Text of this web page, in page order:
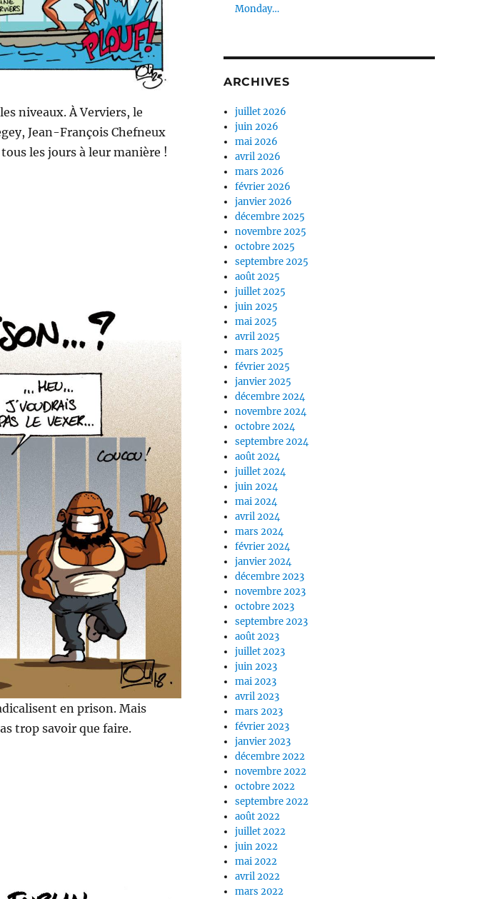
niveaux. À Verviers, le
Jean-François Chefneux
les jours à leur manière !
en prison. Mais
trop savoir que faire.
Monday…
ARCHIVES
juillet 2026
juin 2026
mai 2026
avril 2026
mars 2026
février 2026
janvier 2026
décembre 2025
novembre 2025
octobre 2025
septembre 2025
août 2025
juillet 2025
juin 2025
mai 2025
avril 2025
mars 2025
février 2025
janvier 2025
décembre 2024
novembre 2024
octobre 2024
septembre 2024
août 2024
juillet 2024
juin 2024
mai 2024
avril 2024
mars 2024
février 2024
janvier 2024
décembre 2023
novembre 2023
octobre 2023
septembre 2023
août 2023
juillet 2023
juin 2023
mai 2023
avril 2023
mars 2023
février 2023
janvier 2023
décembre 2022
novembre 2022
octobre 2022
septembre 2022
août 2022
juillet 2022
juin 2022
mai 2022
avril 2022
mars 2022